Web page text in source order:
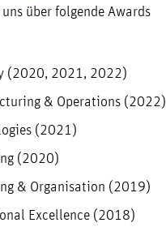
über folgende Awards
(2020, 2021, 2022)
& Operations (2022)
(2021)
(2020)
& Organisation (2019)
Excellence (2018)